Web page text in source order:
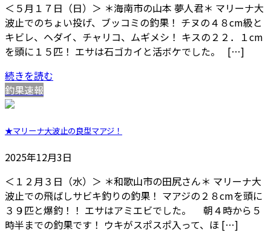
＜５月１７日（日）＞ ＊海南市の山本 夢人君＊ マリーナ大
波止でのちょい投げ、ブッコミの釣果！ チヌの４８cm級と
キビレ、ヘダイ、チャリコ、ムギメシ！ キスの２２．１cm
を頭に１５匹！ エサは石ゴカイと活ボケでした。 […]
続きを読む
釣果速報
★マリーナ大波止の良型マアジ！
2025年12月3日
＜１２月３日（水）＞ ＊和歌山市の田尻さん＊ マリーナ大
波止での飛ばしサビキ釣りの釣果！ マアジの２８cmを頭に
３９匹と爆釣！！ エサはアミエビでした。 朝４時から５
時半までの釣果です！ ウキがスポスポ入って、ほ […]